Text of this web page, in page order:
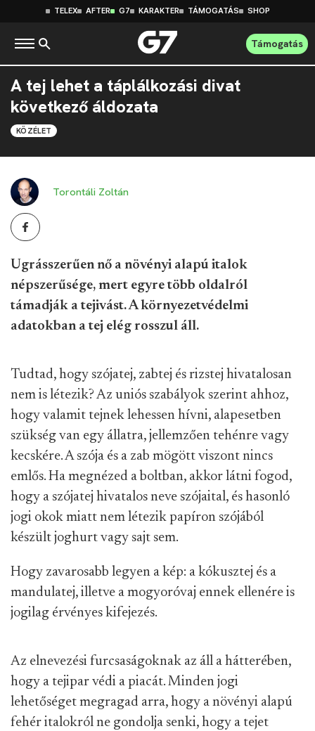
TELEX AFTER G7 KARAKTER TÁMOGATÁS SHOP
Támogatás
A tej lehet a táplálkozási divat
következő áldozata
KÖZÉLET
Torontáli Zoltán
Ugrásszerűen nő a növényi alapú italok
népszerűsége, mert egyre több oldalról
támadják a tejivást. A környezetvédelmi
adatokban a tej elég rosszul áll.
Tudtad, hogy szójatej, zabtej és rizstej hivatalosan
nem is létezik? Az uniós szabályok szerint ahhoz,
hogy valamit tejnek lehessen hívni, alapesetben
szükség van egy állatra, jellemzően tehénre vagy
kecskére. A szója és a zab mögött viszont nincs
emlős. Ha megnézed a boltban, akkor látni fogod,
hogy a szójatej hivatalos neve szójaital, és hasonló
jogi okok miatt nem létezik papíron szójából
készült joghurt vagy sajt sem.
Hogy zavarosabb legyen a kép: a kókusztej és a
mandulatej, illetve a mogyoróvaj ennek ellenére is
jogilag érvényes kifejezés.
Az elnevezési furcsaságoknak az áll a hátterében,
hogy a tejipar védi a piacát. Minden jogi
lehetőséget megragad arra, hogy a növényi alapú
fehér italokról ne gondolja senki, hogy a tejet